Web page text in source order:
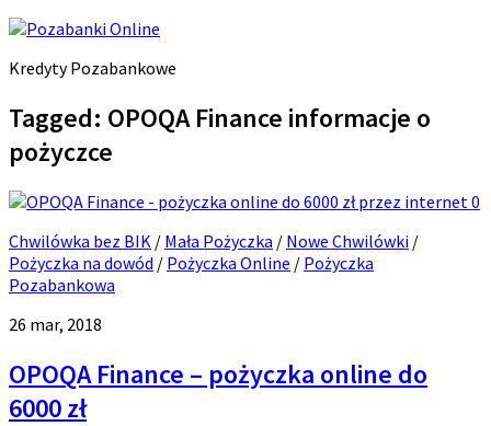
Kredyty Pozabankowe
Tagged: OPOQA Finance informacje o
pożyczce
0
Chwilówka bez BIK / Mała Pożyczka / Nowe Chwilówki /
Pożyczka na dowód / Pożyczka Online / Pożyczka
Pozabankowa
26 mar, 2018
OPOQA Finance – pożyczka online do
6000 zł